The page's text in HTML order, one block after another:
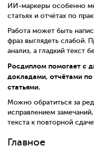
ИИ-маркеры особенно
статьях и отчётах по
Работа может быть
фраз выглядеть слабой.
анализ, а гладкий текст
Росдиплом помогает с
докладами, отчётами
статьями.
Можно обратиться за
исправлением
текста к повторной сдаче.
Главное